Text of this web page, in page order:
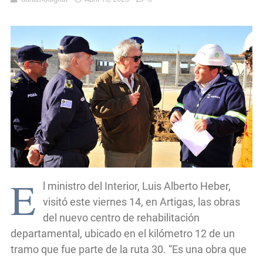
E
l ministro del Interior, Luis Alberto Heber,
visitó este viernes 14, en Artigas, las obras
del nuevo centro de rehabilitación
departamental, ubicado en el kilómetro 12 de un
tramo que fue parte de la ruta 30. “Es una obra que